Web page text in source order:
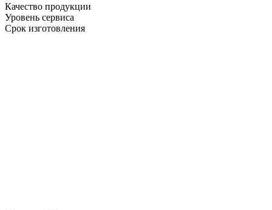
Качество продукции
Уровень сервиса
Срок изготовления